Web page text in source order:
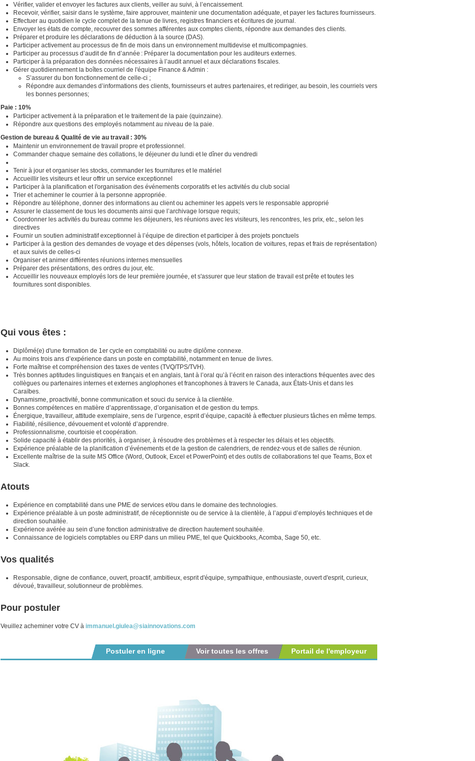
Vérifier, valider et envoyer les factures aux clients, veiller au suivi, à l’encaissement.
Recevoir, vérifier, saisir dans le système, faire approuver, maintenir une documentation adéquate, et payer les factures fournisseurs.
Effectuer au quotidien le cycle complet de la tenue de livres, registres financiers et écritures de journal.
Envoyer les états de compte, recouvrer des sommes afférentes aux comptes clients, répondre aux demandes des clients.
Préparer et produire les déclarations de déduction à la source (DAS).
Participer activement au processus de fin de mois dans un environnement multidevise et multicompagnies.
Participer au processus d’audit de fin d’année : Préparer la documentation pour les auditeurs externes.
Participer à la préparation des données nécessaires à l’audit annuel et aux déclarations fiscales.
Gérer quotidiennement la boîtes courriel de l'équipe Finance & Admin :
S’assurer du bon fonctionnement de celle-ci ;
Répondre aux demandes d’informations des clients, fournisseurs et autres partenaires, et rediriger, au besoin, les courriels vers
les bonnes personnes;
Paie : 10%
Participer activement à la préparation et le traitement de la paie (quinzaine).
Répondre aux questions des employés notamment au niveau de la paie.
Gestion de bureau & Qualité de vie au travail : 30%
Maintenir un environnement de travail propre et professionnel.
Commander chaque semaine des collations, le déjeuner du lundi et le dîner du vendredi
Tenir à jour et organiser les stocks, commander les fournitures et le matériel
Accueillir les visiteurs et leur offrir un service exceptionnel
Participer à la planification et l'organisation des événements corporatifs et les activités du club social
Trier et acheminer le courrier à la personne appropriée.
Répondre au téléphone, donner des informations au client ou acheminer les appels vers le responsable approprié
Assurer le classement de tous les documents ainsi que l’archivage lorsque requis;
Coordonner les activités du bureau comme les déjeuners, les réunions avec les visiteurs, les rencontres, les prix, etc., selon les
directives
Fournir un soutien administratif exceptionnel à l’équipe de direction et participer à des projets ponctuels
Participer à la gestion des demandes de voyage et des dépenses (vols, hôtels, location de voitures, repas et frais de représentation)
et aux suivis de celles-ci
Organiser et animer différentes réunions internes mensuelles
Préparer des présentations, des ordres du jour, etc.
Accueillir les nouveaux employés lors de leur première journée, et s'assurer que leur station de travail est prête et toutes les
fournitures sont disponibles.
Qui vous êtes :
Diplômé(e) d'une formation de 1er cycle en comptabilité ou autre diplôme connexe.
Au moins trois ans d’expérience dans un poste en comptabilité, notamment en tenue de livres.
Forte maîtrise et compréhension des taxes de ventes (TVQ/TPS/TVH).
Très bonnes aptitudes linguistiques en français et en anglais, tant à l’oral qu’à l’écrit en raison des interactions fréquentes avec des
collègues ou partenaires internes et externes anglophones et francophones à travers le Canada, aux États-Unis et dans les
Caraïbes.
Dynamisme, proactivité, bonne communication et souci du service à la clientèle.
Bonnes compétences en matière d’apprentissage, d’organisation et de gestion du temps.
Énergique, travailleur, attitude exemplaire, sens de l’urgence, esprit d’équipe, capacité à effectuer plusieurs tâches en même temps.
Fiabilité, résilience, dévouement et volonté d’apprendre.
Professionnalisme, courtoisie et coopération.
Solide capacité à établir des priorités, à organiser, à résoudre des problèmes et à respecter les délais et les objectifs.
Expérience préalable de la planification d’événements et de la gestion de calendriers, de rendez-vous et de salles de réunion.
Excellente maîtrise de la suite MS Office (Word, Outlook, Excel et PowerPoint) et des outils de collaborations tel que Teams, Box et
Slack.
Atouts
Expérience en comptabilité dans une PME de services et/ou dans le domaine des technologies.
Expérience préalable à un poste administratif, de réceptionniste ou de service à la clientèle, à l’appui d’employés techniques et de
direction souhaitée.
Expérience avérée au sein d’une fonction administrative de direction hautement souhaitée.
Connaissance de logiciels comptables ou ERP dans un milieu PME, tel que Quickbooks, Acomba, Sage 50, etc.
Vos qualités
Responsable, digne de confiance, ouvert, proactif, ambitieux, esprit d'équipe, sympathique, enthousiaste, ouvert d'esprit, curieux,
dévoué, travailleur, solutionneur de problèmes.
Pour postuler
Veuillez acheminer votre CV à immanuel.giulea@siainnovations.com
Portail de l'employeur
Voir toutes les offres
Postuler en ligne